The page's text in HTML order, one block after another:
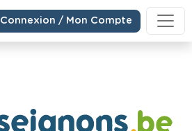
Connexion / Mon Compte